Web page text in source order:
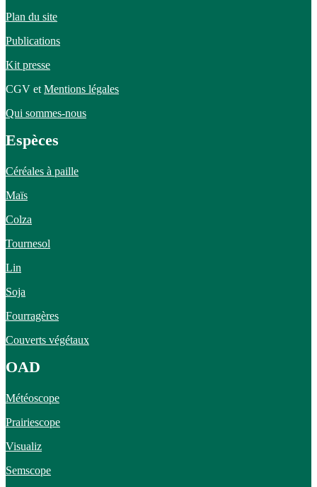
Plan du site
Publications
Kit presse
CGV et Mentions légales
Qui sommes-nous
Espèces
Céréales à paille
Maïs
Colza
Tournesol
Lin
Soja
Fourragères
Couverts végétaux
OAD
Météoscope
Prairiescope
Visualiz
Semscope